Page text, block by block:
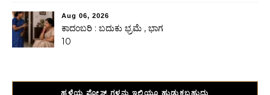
Aug 06, 2026
ಕಾದಂಬರಿ : ಬದುಕು ಭ್ರಮೆ , ಭಾಗ
10
ಹಳೆಯ ಪೋಸ್ಟ್ ಗಳನ್ನು ಇಲ್ಲಿಯೂ ಹುಡುಕಬಹುದು